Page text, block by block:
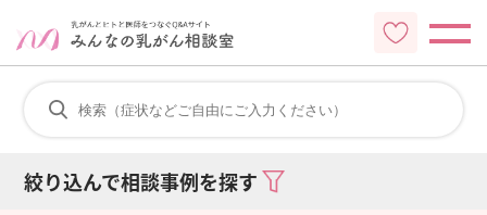
絞り込んで相談事例を探す